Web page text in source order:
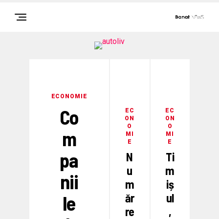
ECONOMIE
Co
m
pa
nii
le
EC
ON
O
MI
E
N
u
m
ăr
re
EC
ON
O
MI
E
Ti
m
iș
ul
,